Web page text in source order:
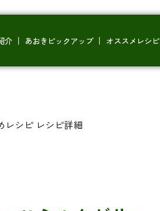
介 あおきピックアップ オススメレシピ
レシピ レシピ詳細